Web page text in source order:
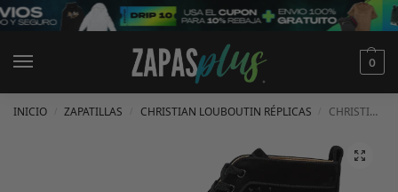
0
INICIO ZAPATILLAS CHRISTIAN LOUBOUTIN RÉPLICAS CHRISTIAN LOUBOUTIN LOUIS ORLATO CON TACHUELAS